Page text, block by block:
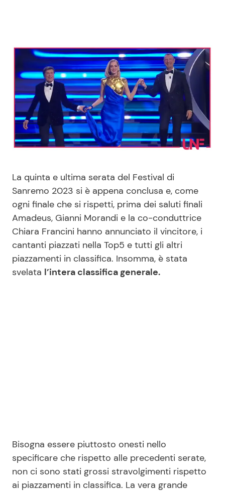
News Musica
News Spettacolo
Benessere
Casa
Moda e Style
Mondo Mamma
News benessere
Salute
Cucina e Ricette
Consigli di Cucina
Dolci
Le Ricette in TV
Primi Piatti
Ricette Facili e Veloci
Chi siamo
Disclaimer e Privacy
Redazione
La quinta e ultima serata del Festival di
Sanremo 2023 si è appena conclusa e, come
ogni finale che si rispetti, prima dei saluti finali
Amadeus, Gianni Morandi e la co-conduttrice
Chiara Francini hanno annunciato il vincitore, i
cantanti piazzati nella Top5 e tutti gli altri
piazzamenti in classifica. Insomma, è stata
svelata l’intera classifica generale.
Bisogna essere piuttosto onesti nello
specificare che rispetto alle precedenti serate,
non ci sono stati grossi stravolgimenti rispetto
ai piazzamenti in classifica. La vera grande